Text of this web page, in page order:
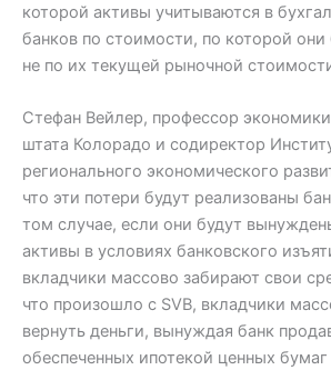
которой активы учитываются в
банков по стоимости, по которой
не по их текущей рыночной
Стефан Вейлер, профессор
штата Колорадо и содиректор
регионального экономического
что эти потери будут реализованы
том случае, если они будут
активы в условиях банковского
вкладчики массово забирают свои
что произошло с SVB, вкладчики
вернуть деньги, вынуждая банк
обеспеченных ипотекой ценных